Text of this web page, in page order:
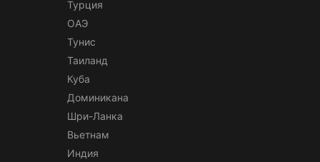
Турция
ОАЭ
Тунис
Таиланд
Куба
Доминикана
Шри-Ланка
Вьетнам
Индия